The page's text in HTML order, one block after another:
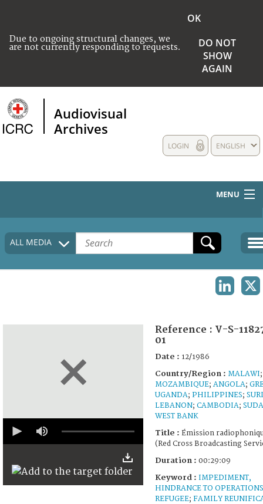
Due to ongoing structural changes, we
are not currently responding to requests.
OK
DO NOT
SHOW
AGAIN
Audiovisual
Archives
ENGLISH
LOGIN
MENU
HOME
COLLECTIONS DESCRIPTION
ALL MEDIA
seconds
Reference : V-S-
01
Date : 12/1986
Country/Region : MALAWI;
MOZAMBIQUE; ANGOLA;
UGANDA; PHILIPPINES;
LEBANON; CAMBODIA;
WEST BANK
Title : Émission
(Red Cross Broadcasting
Duration : 00:29:09
Keyword : IMPEDIMENT,
HINDRANCE TO OPERATIONS
REFUGEE; FAMILY